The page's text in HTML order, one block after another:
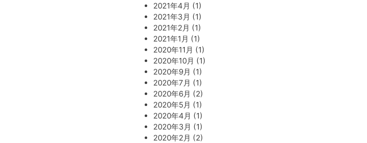
2021年4月 (1)
2021年3月 (1)
2021年2月 (1)
2021年1月 (1)
2020年11月 (1)
2020年10月 (1)
2020年9月 (1)
2020年7月 (1)
2020年6月 (2)
2020年5月 (1)
2020年4月 (1)
2020年3月 (1)
2020年2月 (2)